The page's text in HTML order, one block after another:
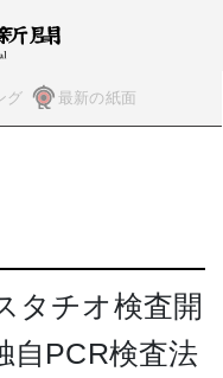
グ 最新の紙面
タチオ検査開
PCR検査法